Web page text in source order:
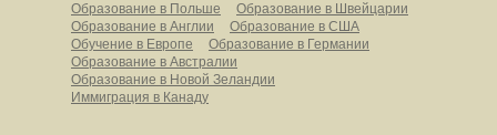
Образование в Польше
Образование в Швейцарии
Образование в Англии
Образование в США
Обучение в Европе
Образование в Германии
Образование в Австралии
Образование в Новой Зеландии
Иммиграция в Канаду